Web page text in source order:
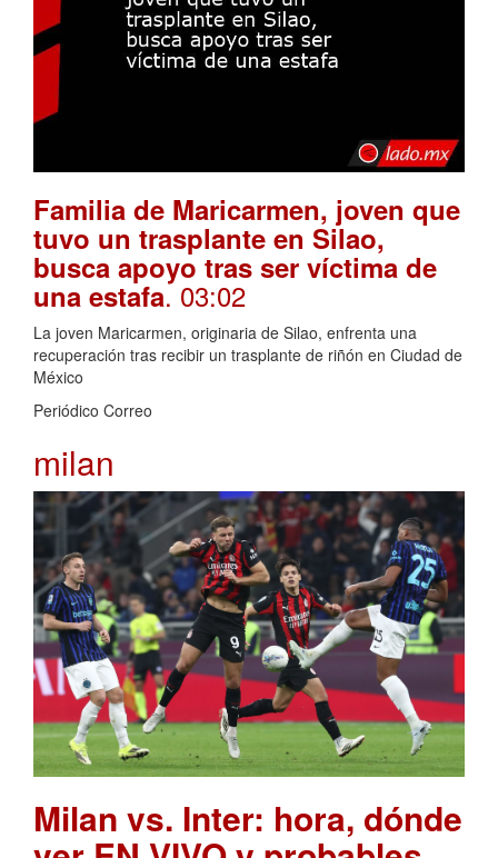
Familia de Maricarmen, joven que
tuvo un trasplante en Silao,
busca apoyo tras ser víctima de
una estafa. 03:02
La joven Maricarmen, originaria de Silao, enfrenta una
recuperación tras recibir un trasplante de riñón en Ciudad de
México
Periódico Correo
milan
Milan vs. Inter: hora, dónde